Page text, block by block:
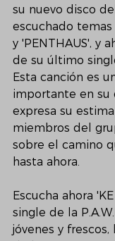
su nuevo disco
escuchado temas
y 'PENTHAUS', y
de su último
Esta canción es
importante en su
expresa su
miembros del
sobre el camino
hasta ahora.
Escucha ahora
single de la
jóvenes y frescos,